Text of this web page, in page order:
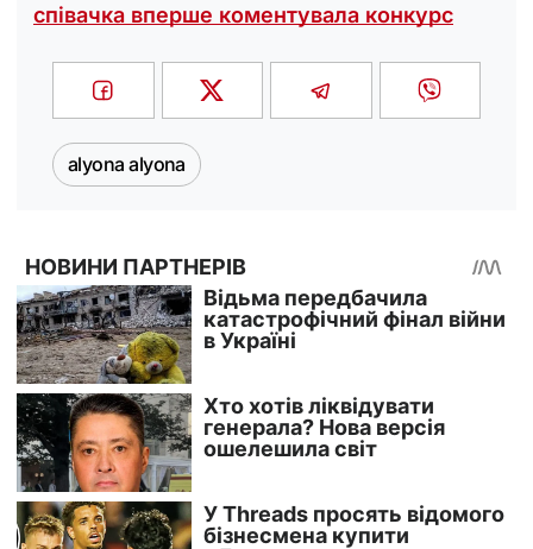
співачка вперше коментувала конкурс
alyona alyona